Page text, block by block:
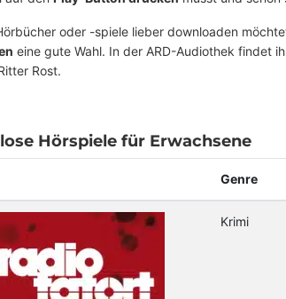
oder -spiele lieber downloaden
eine gute Wahl. In der ARD-Audiothek findet
Rost.
Hörspiele für Erwachsene
Genre
Krimi